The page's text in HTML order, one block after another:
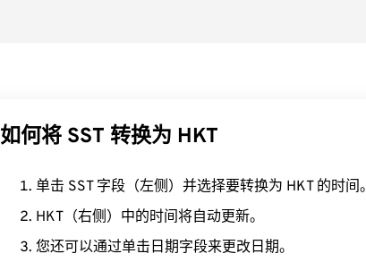
如何将 SST 转换为 HKT
单击 SST 字段（左侧）并选择要转换为 HKT 的时间。
HKT（右侧）中的时间将自动更新。
您还可以通过单击日期字段来更改日期。